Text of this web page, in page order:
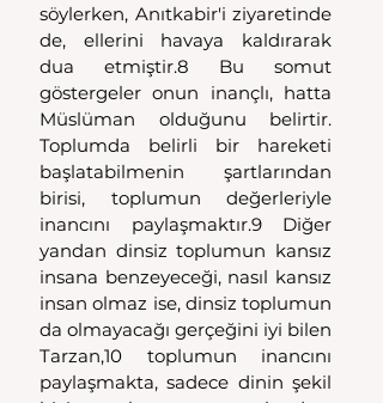
söylerken, Anıtkabir'i ziyaretinde
de, ellerini havaya kaldırarak
dua etmiştir.8 Bu somut
göstergeler onun inançlı, hatta
Müslüman olduğunu belirtir.
Toplumda belirli bir hareketi
başlatabilmenin şartlarından
birisi, toplumun değerleriyle
inancını paylaşmaktır.9 Diğer
yandan dinsiz toplumun kansız
insana benzeyeceği, nasıl kansız
insan olmaz ise, dinsiz toplumun
da olmayacağı gerçeğini iyi bilen
Tarzan,10 toplumun inancını
paylaşmakta, sadece dinin şekil